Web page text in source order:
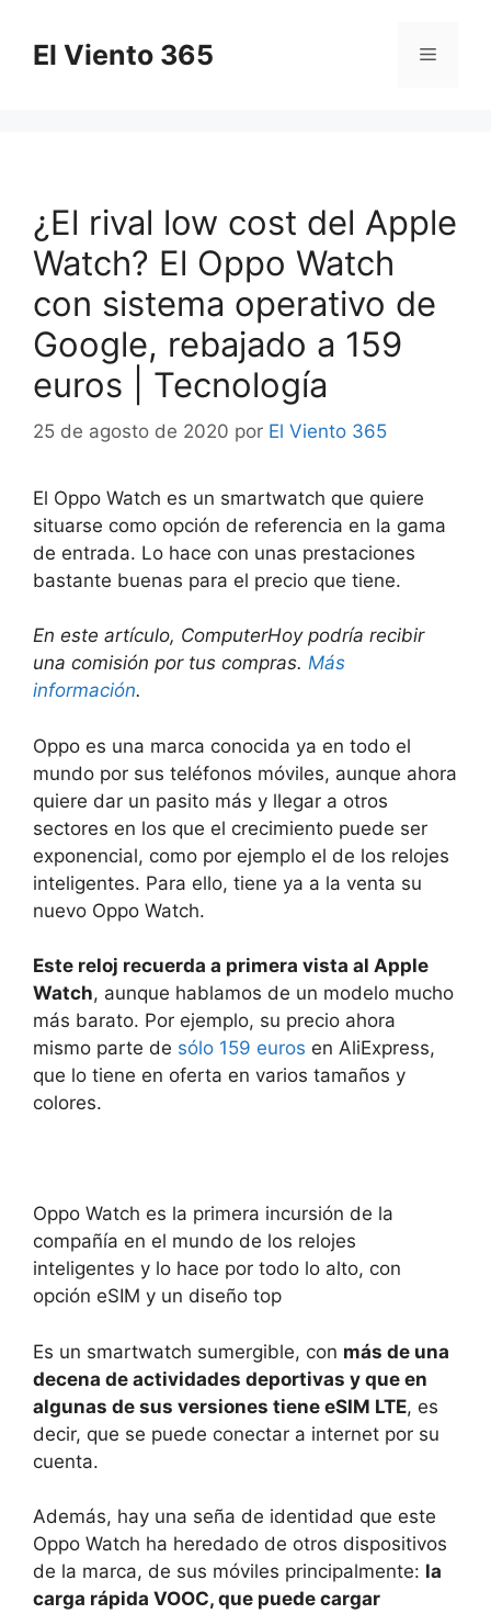
contenido
El Viento 365 Menú
¿El rival low cost del Apple
Watch? El Oppo Watch
con sistema operativo de
Google, rebajado a 159
euros | Tecnología
25 de agosto de 2020 por El Viento 365
El Oppo Watch es un smartwatch que quiere
situarse como opción de referencia en la gama
de entrada. Lo hace con unas prestaciones
bastante buenas para el precio que tiene.
En este artículo, ComputerHoy podría recibir
una comisión por tus compras. Más
información.
Oppo es una marca conocida ya en todo el
mundo por sus teléfonos móviles, aunque ahora
quiere dar un pasito más y llegar a otros
sectores en los que el crecimiento puede ser
exponencial, como por ejemplo el de los relojes
inteligentes. Para ello, tiene ya a la venta su
nuevo Oppo Watch.
Este reloj recuerda a primera vista al Apple
Watch, aunque hablamos de un modelo mucho
más barato. Por ejemplo, su precio ahora
mismo parte de sólo 159 euros en AliExpress,
que lo tiene en oferta en varios tamaños y
colores.
Oppo Watch es la primera incursión de la
compañía en el mundo de los relojes
inteligentes y lo hace por todo lo alto, con
opción eSIM y un diseño top
Es un smartwatch sumergible, con más de una
decena de actividades deportivas y que en
algunas de sus versiones tiene eSIM LTE, es
decir, que se puede conectar a internet por su
cuenta.
Además, hay una seña de identidad que este
Oppo Watch ha heredado de otros dispositivos
de la marca, de sus móviles principalmente: la
carga rápida VOOC, que puede cargar